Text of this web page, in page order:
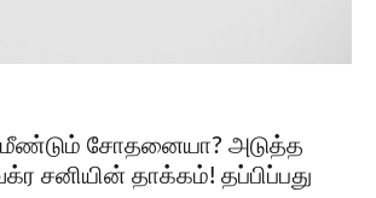
மீண்டும் சோதனையா? அடுத்த
சனியின் தாக்கம்! தப்பிப்பது